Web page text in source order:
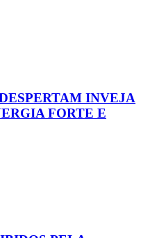
INVEJA
FORTE E